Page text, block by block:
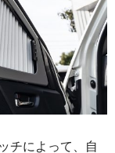
チによって、自